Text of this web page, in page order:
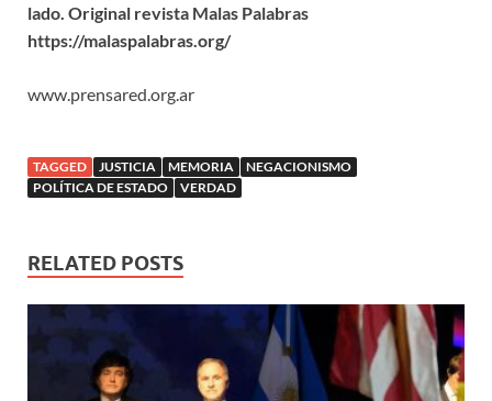
lado. Original revista Malas Palabras
https://malaspalabras.org/
www.prensared.org.ar
TAGGED JUSTICIA MEMORIA
NEGACIONISMO
POLÍTICA DE ESTADO
VERDAD
RELATED POSTS